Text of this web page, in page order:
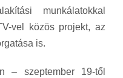
munkálatokkal
vel közös projekt, az
is.
– szeptember 19-től